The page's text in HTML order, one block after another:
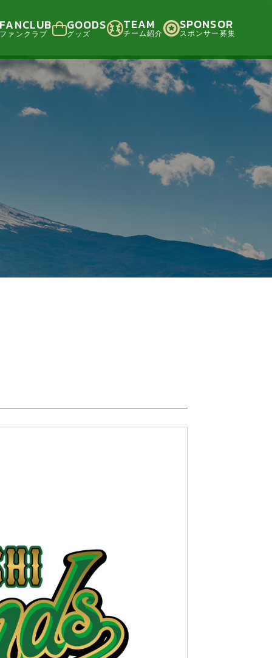
FANCLUB
ファンクラブ
GOODS
グッズ
TEAM
チーム紹介
SPONSOR
スポンサー募集